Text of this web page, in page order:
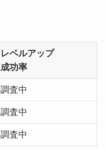
レベルアップ
成功率
調査中
調査中
調査中